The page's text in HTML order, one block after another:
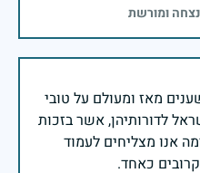
ומורשת
מאז ומעולם על טובי
לדורותיהן, אשר בזכות
אנו מצליחים לעמוד